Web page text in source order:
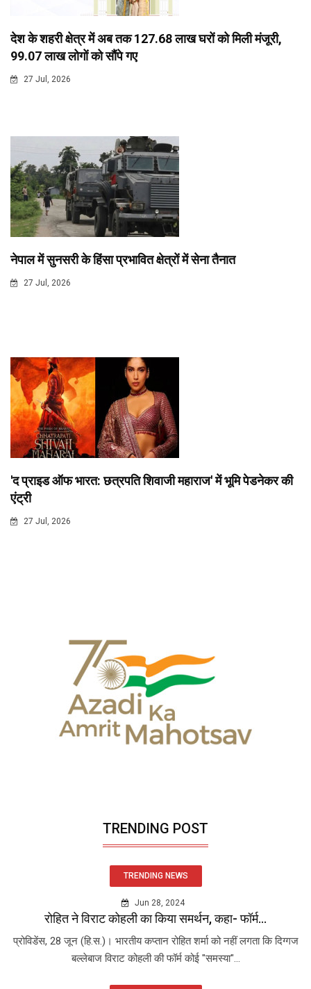
देश के शहरी क्षेत्र में अब तक 127.68 लाख घरों को मिली मंजूरी,
99.07 लाख लोगों को सौंपे गए
27 Jul, 2026
नेपाल में सुनसरी के हिंसा प्रभावित क्षेत्रों में सेना तैनात
27 Jul, 2026
'द प्राइड ऑफ भारत: छत्रपति शिवाजी महाराज' में भूमि पेडनेकर की
एंट्री
27 Jul, 2026
TRENDING POST
TRENDING NEWS
Jun 28, 2024
रोहित ने विराट कोहली का किया समर्थन, कहा- फॉर्म...
प्रोविडेंस, 28 जून (हि.स.)। भारतीय कप्तान रोहित शर्मा को नहीं लगता कि दिग्गज
बल्लेबाज विराट कोहली की फॉर्म कोई "समस्या"...